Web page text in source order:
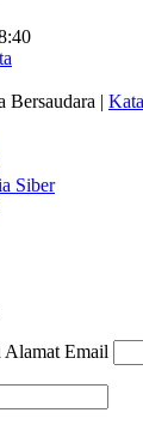
|
Siber
Alamat Email